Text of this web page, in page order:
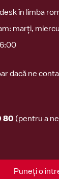
în limba
marți,
dacă ne
80 (pentru a
Puneți o